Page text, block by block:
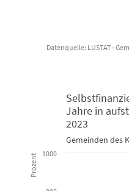
Datenquelle: LUSTAT -
Selbstfinanzierungsgrad
Bar chart with 3 data series.
Gemeinden des Kantons Luzern
Prozent
Jahre in
2023
Gemeinden des
1000